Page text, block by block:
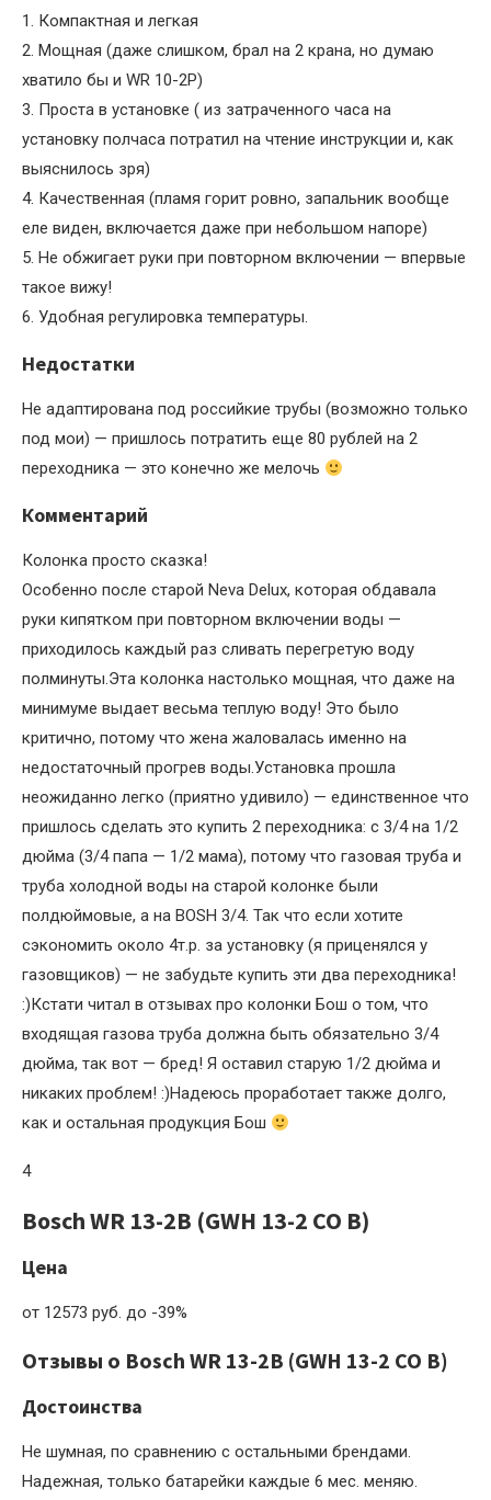
1. Компактная и легкая
2. Мощная (даже слишком, брал на 2 крана, но думаю
хватило бы и WR 10-2P)
3. Проста в установке ( из затраченного часа на
установку полчаса потратил на чтение инструкции и, как
выяснилось зря)
4. Качественная (пламя горит ровно, запальник вообще
еле виден, включается даже при небольшом напоре)
5. Не обжигает руки при повторном включении — впервые
такое вижу!
6. Удобная регулировка температуры.
Недостатки
Не адаптирована под российкие трубы (возможно только
под мои) — пришлось потратить еще 80 рублей на 2
переходника — это конечно же мелочь
Комментарий
Колонка просто сказка!
Особенно после старой Neva Delux, которая обдавала
руки кипятком при повторном включении воды —
приходилось каждый раз сливать перегретую воду
полминуты.Эта колонка настолько мощная, что даже на
минимуме выдает весьма теплую воду! Это было
критично, потому что жена жаловалась именно на
недостаточный прогрев воды.Установка прошла
неожиданно легко (приятно удивило) — единственное что
пришлось сделать это купить 2 переходника: с 3/4 на 1/2
дюйма (3/4 папа — 1/2 мама), потому что газовая труба и
труба холодной воды на старой колонке были
полдюймовые, а на BOSH 3/4. Так что если хотите
сэкономить около 4т.р. за установку (я приценялся у
газовщиков) — не забудьте купить эти два переходника!
:)Кстати читал в отзывах про колонки Бош о том, что
входящая газова труба должна быть обязательно 3/4
дюйма, так вот — бред! Я оставил старую 1/2 дюйма и
никаких проблем! :)Надеюсь проработает также долго,
как и остальная продукция Бош
4
Bosch WR 13-2B (GWH 13-2 CO B)
Цена
от 12573 руб. до -39%
Отзывы о Bosch WR 13-2B (GWH 13-2 CO B)
Достоинства
Не шумная, по сравнению с остальными брендами.
Надежная, только батарейки каждые 6 мес. меняю.